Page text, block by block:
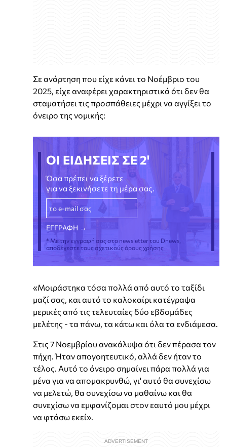
Σε ανάρτηση που είχε κάνει το Νοέμβριο του
2025, είχε αναφέρει χαρακτηριστικά ότι δεν θα
σταματήσει τις προσπάθειες μέχρι να αγγίξει το
όνειρο της νομικής:
ΟΙ ΕΙΔΗΣΕΙΣ ΣΕ 2'
Όσα πρέπει να ξέρετε
για να ξεκινήσετε τη μέρα σας.
* Με την εγγραφή σας στο newsletter του Dnews,
αποδέχεστε τους σχετικούς όρους χρήσης
«Μοιράστηκα τόσα πολλά από αυτό το ταξίδι
μαζί σας, και αυτό το καλοκαίρι κατέγραψα
μερικές από τις τελευταίες δύο εβδομάδες
μελέτης - τα πάνω, τα κάτω και όλα τα ενδιάμεσα.
Στις 7 Νοεμβρίου ανακάλυψα ότι δεν πέρασα τον
πήχη. Ήταν απογοητευτικό, αλλά δεν ήταν το
τέλος. Αυτό το όνειρο σημαίνει πάρα πολλά για
μένα για να απομακρυνθώ, γι' αυτό θα συνεχίσω
να μελετώ, θα συνεχίσω να μαθαίνω και θα
συνεχίσω να εμφανίζομαι στον εαυτό μου μέχρι
να φτάσω εκεί».